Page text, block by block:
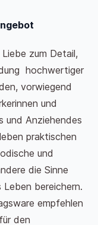
zum Detail,
hochwertiger
vorwiegend
und
und Anziehendes
praktischen
und
die Sinne
Leben bereichern.
empfehlen
den